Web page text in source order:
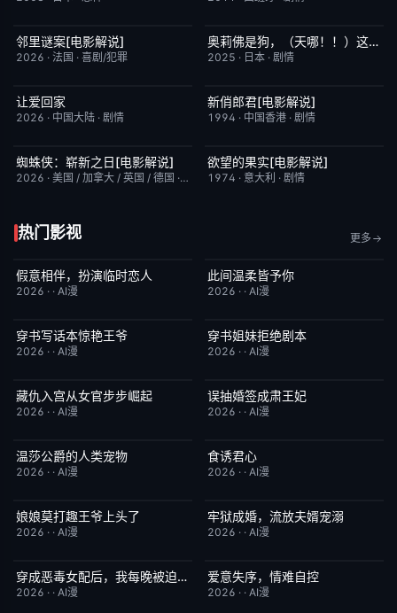
已完结
邻里谜案[电影解说]
2026 · 法国 · 喜剧/犯罪
昨日更新 10.0奥莉佛是狗，（天哪！！）这家伙电影版
2025 · 日本 · 剧情
昨日更新
让爱回家
2026 · 中国大陆 · 剧情
已完结
新俏郎君[电影解说]
1994 · 中国香港 · 剧情
已完结 7.8
蜘蛛侠：崭新之日[电影解说]
2026 · 美国 / 加拿大 / 英国 / 德国 · 动作/科幻
已完结
欲望的果实[电影解说]
1974 · 意大利 · 剧情
热门影视 更多
完结
假意相伴，扮演临时恋人
2026 · · AI漫
完结
此间温柔皆予你
2026 · · AI漫
完结
穿书写话本惊艳王爷
2026 · · AI漫
完结
穿书姐妹拒绝剧本
2026 · · AI漫
完结
藏仇入宫从女官步步崛起
2026 · · AI漫
完结
误抽婚签成肃王妃
2026 · · AI漫
完结
温莎公爵的人类宠物
2026 · · AI漫
完结
食诱君心
2026 · · AI漫
完结
娘娘莫打趣王爷上头了
2026 · · AI漫
完结
牢狱成婚，流放夫婿宠溺
2026 · · AI漫
完结 7.0穿成恶毒女配后，我每晚被迫修罗场
2026 · · AI漫
完结
爱意失序，情难自控
2026 · · AI漫